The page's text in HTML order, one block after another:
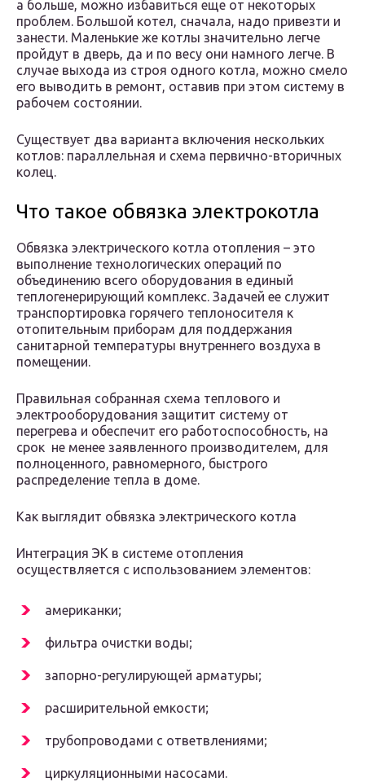
а больше, можно избавиться еще от некоторых
проблем. Большой котел, сначала, надо привезти и
занести. Маленькие же котлы значительно легче
пройдут в дверь, да и по весу они намного легче. В
случае выхода из строя одного котла, можно смело
его выводить в ремонт, оставив при этом систему в
рабочем состоянии.
Существует два варианта включения нескольких
котлов: параллельная и схема первично-вторичных
колец.
Что такое обвязка электрокотла
Обвязка электрического котла отопления – это
выполнение технологических операций по
объединению всего оборудования в единый
теплогенерирующий комплекс. Задачей ее служит
транспортировка горячего теплоносителя к
отопительным приборам для поддержания
санитарной температуры внутреннего воздуха в
помещении.
Правильная собранная схема теплового и
электрооборудования защитит систему от
перегрева и обеспечит его работоспособность, на
срок не менее заявленного производителем, для
полноценного, равномерного, быстрого
распределение тепла в доме.
Как выглядит обвязка электрического котла
Интеграция ЭК в системе отопления
осуществляется с использованием элементов:
американки;
фильтра очистки воды;
запорно-регулирующей арматуры;
расширительной емкости;
трубопроводами с ответвлениями;
циркуляционными насосами.